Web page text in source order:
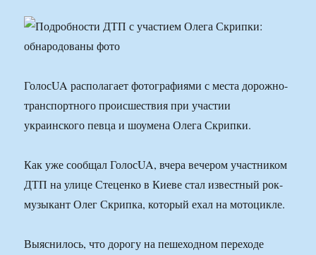
ГолосUA располагает фотографиями с места дорожно-
транспортного происшествия при участии
украинского певца и шоумена Олега Скрипки.
Как уже сообщал ГолосUA, вчера вечером участником
ДТП на улице Стеценко в Киеве стал известный рок-
музыкант Олег Скрипка, который ехал на мотоцикле.
Выяснилось, что дорогу на пешеходном переходе